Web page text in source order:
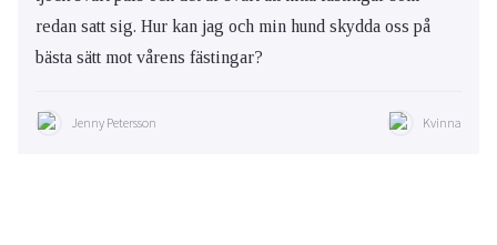
redan satt sig. Hur kan jag och min hund skydda oss på
bästa sätt mot vårens fästingar?
Jenny Petersson Kvinna